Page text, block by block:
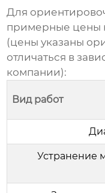
Для
примерные цены
(цены указаны
отличаться в
компании):
Вид работ
Устранение